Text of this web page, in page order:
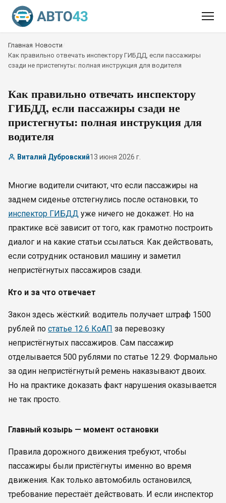
Главная Новости
Как правильно отвечать инспектору ГИБДД, если пассажиры
сзади не пристегнуты: полная инструкция для водителя
Как правильно отвечать инспектору
ГИБДД, если пассажиры сзади не
пристегнуты: полная инструкция для
водителя
Виталий Дубровский13 июня 2026 г.
Многие водители считают, что если пассажиры на
заднем сиденье отстегнулись после остановки, то
инспектор ГИБДД уже ничего не докажет. Но на
практике всё зависит от того, как грамотно построить
диалог и на какие статьи ссылаться. Как действовать,
если сотрудник остановил машину и заметил
непристёгнутых пассажиров сзади.
Кто и за что отвечает
Закон здесь жёсткий: водитель получает штраф 1500
рублей по статье 12.6 КоАП за перевозку
непристёгнутых пассажиров. Сам пассажир
отделывается 500 рублями по статье 12.29. Формально
за один непристёгнутый ремень наказывают двоих.
Но на практике доказать факт нарушения оказывается
не так просто.
Главный козырь — момент остановки
Правила дорожного движения требуют, чтобы
пассажиры были пристёгнуты именно во время
движения. Как только автомобиль остановился,
требование перестаёт действовать. И если инспектор